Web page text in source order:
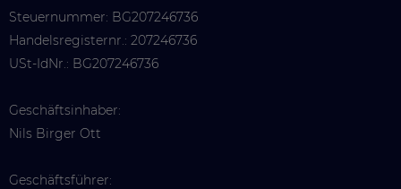
Steuernummer: BG207246736
Handelsregisternr.: 207246736
USt-IdNr.: BG207246736
Geschäftsinhaber:
Nils Birger Ott
Geschäftsführer: